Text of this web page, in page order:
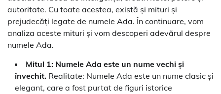
autoritate. Cu toate acestea, există și mituri și
prejudecăți legate de numele Ada. În continuare, vom
analiza aceste mituri și vom descoperi adevărul despre
numele Ada.
Mitul 1: Numele Ada este un nume vechi și
învechit. Realitate: Numele Ada este un nume clasic și
elegant, care a fost purtat de figuri istorice